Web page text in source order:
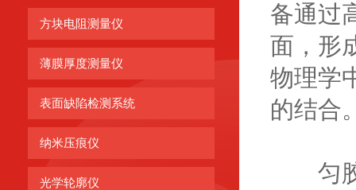
方块电阻测量仪
薄膜厚度测量仪
表面缺陷检测系统
纳米压痕仪
光学轮廓仪
备通过
面，形
物理学
的结合
匀胶